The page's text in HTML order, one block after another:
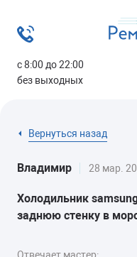
с 8:00 до 22:00
без выходных
Вернуться назад
Владимир 28 мар.
Холодильник
заднюю стенку в
Отвечает мастер: